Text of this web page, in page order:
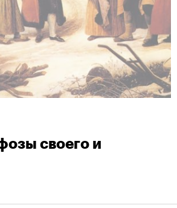
своего и